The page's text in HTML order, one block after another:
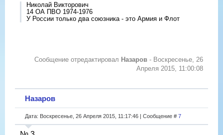
Николай Викторович
14 ОА ПВО 1974-1976
У России только два союзника - это Армия и Флот
Сообщение отредактировал Назаров - Воскресенье, 26
Апреля 2015, 11:00:08
Назаров
Дата: Воскресенье, 26 Апреля 2015, 11:17:46 | Сообщение # 7